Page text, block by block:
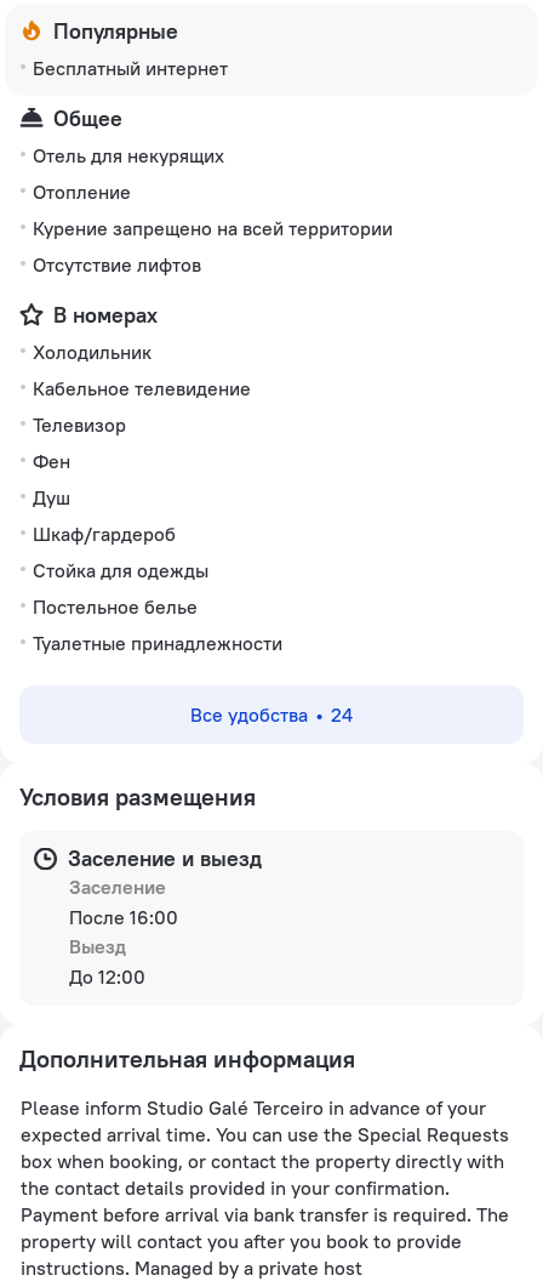
Популярные
Бесплатный интернет
Общее
Отель для некурящих
Отопление
Курение запрещено на всей территории
Отсутствие лифтов
В номерах
Холодильник
Кабельное телевидение
Телевизор
Фен
Душ
Шкаф/гардероб
Стойка для одежды
Постельное белье
Туалетные принадлежности
Все удобства 24
Условия размещения
Заселение и выезд
Заселение
После 16:00
Выезд
До 12:00
Дополнительная информация
Please inform Studio Galé Terceiro in advance of your
expected arrival time. You can use the Special Requests
box when booking, or contact the property directly with
the contact details provided in your confirmation.
Payment before arrival via bank transfer is required. The
property will contact you after you book to provide
instructions. Managed by a private host